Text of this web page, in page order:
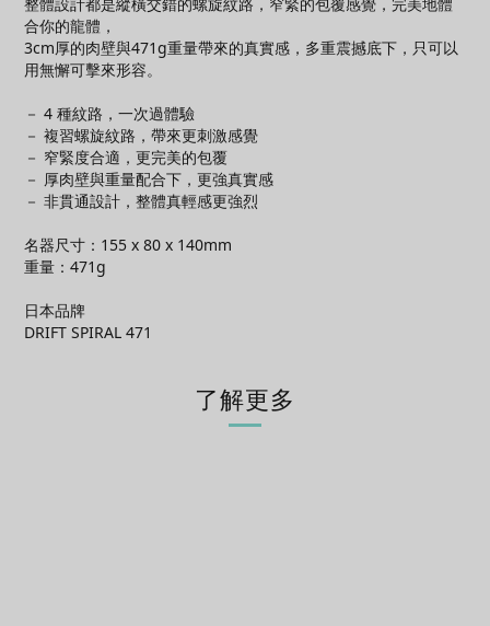
合你的龍體，
3cm厚的肉壁與471g重量帶來的真實感，多重震撼底下，只可以
用無懈可擊來形容。
－ 4 種紋路，一次過體驗
－ 複習螺旋紋路，帶來更刺激感覺
－ 窄緊度合適，更完美的包覆
－ 厚肉壁與重量配合下，更強真實感
－ 非貫通設計，整體真輕感更強烈
名器尺寸：155 x 80 x 140mm
重量：471g
日本品牌
DRIFT SPIRAL 471
了解更多